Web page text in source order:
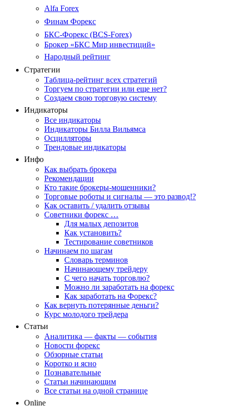
Alfa Forex
Финам Форекс
БКС-Форекс (BCS-Forex)
Брокер «БКС Мир инвестиций»
Народный рейтинг
Стратегии
Таблица-рейтинг всех стратегий
Торгуем по стратегии или еще нет?
Создаем свою торговую систему
Индикаторы
Все индикаторы
Индикаторы Билла Вильямса
Осцилляторы
Трендовые индикаторы
Инфо
Как выбрать брокера
Рекомендации
Кто такие брокеры-мошенники?
Торговые роботы и сигналы — это развод!?
Как оставить / удалить отзывы
Советники форекс …
Для малых депозитов
Как установить?
Тестирование советников
Начинаем по шагам
Словарь терминов
Начинающему трейдеру
С чего начать торговлю?
Можно ли заработать на форекс
Как заработать на Форекс?
Как вернуть потерянные деньги?
Курс молодого трейдера
Статьи
Аналитика — факты — события
Новости форекс
Обзорные статьи
Коротко и ясно
Познавательные
Статьи начинающим
Все статьи на одной странице
Online